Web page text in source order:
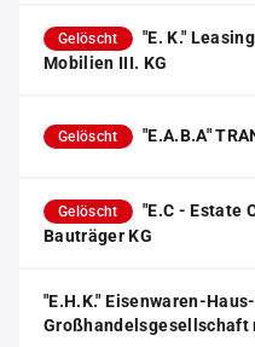
Gelöscht
"E. K."
Mobilien III. KG
Gelöscht "E.A.B.A"
Gelöscht
"E.C - Estate
Bauträger KG
"E.H.K." Eisenwaren-
Großhandelsgesellschaft